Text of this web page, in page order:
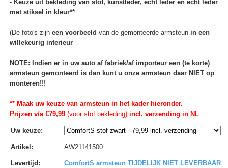
- Keuze uit bekleding van stof, kunstleder, echt leder en echt leder
met stiksel in kleur**
(De foto's zijn een voorbeeld van de gemonteerde armsteun in een
willekeurig interieur
NOTE: Indien er in uw auto af fabriek/af importeur een (te korte)
armsteun gemonteerd is dan kunt u onze armsteun daar NIET op
monteren!!!
** Maak uw keuze van armsteun in het kader hieronder.
Prijzen v/a €79,99(voor stof bekleding)incl. verzending in NL.
Uw keuze:
Artikel : AW21141500
Levertijd : ComfortS armsteun TIJDELIJK NIET LEVERBAAR